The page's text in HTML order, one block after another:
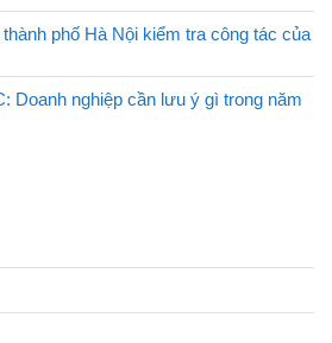
phố Hà Nội kiểm tra công tác của
Doanh nghiệp cần lưu ý gì trong năm